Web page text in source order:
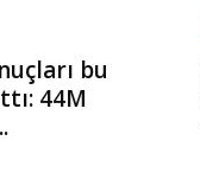
bu
44M